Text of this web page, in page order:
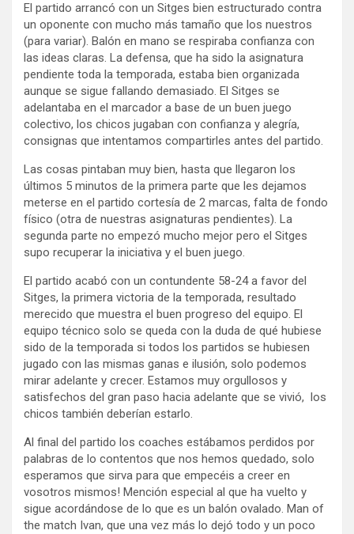
El partido arrancó con un Sitges bien estructurado contra
un oponente con mucho más tamaño que los nuestros
(para variar). Balón en mano se respiraba confianza con
las ideas claras. La defensa, que ha sido la asignatura
pendiente toda la temporada, estaba bien organizada
aunque se sigue fallando demasiado. El Sitges se
adelantaba en el marcador a base de un buen juego
colectivo, los chicos jugaban con confianza y alegría,
consignas que intentamos compartirles antes del partido.
Las cosas pintaban muy bien, hasta que llegaron los
últimos 5 minutos de la primera parte que les dejamos
meterse en el partido cortesía de 2 marcas, falta de fondo
físico (otra de nuestras asignaturas pendientes). La
segunda parte no empezó mucho mejor pero el Sitges
supo recuperar la iniciativa y el buen juego.
El partido acabó con un contundente 58-24 a favor del
Sitges, la primera victoria de la temporada, resultado
merecido que muestra el buen progreso del equipo. El
equipo técnico solo se queda con la duda de qué hubiese
sido de la temporada si todos los partidos se hubiesen
jugado con las mismas ganas e ilusión, solo podemos
mirar adelante y crecer. Estamos muy orgullosos y
satisfechos del gran paso hacia adelante que se vivió, los
chicos también deberían estarlo.
Al final del partido los coaches estábamos perdidos por
palabras de lo contentos que nos hemos quedado, solo
esperamos que sirva para que empecéis a creer en
vosotros mismos! Mención especial al que ha vuelto y
sigue acordándose de lo que es un balón ovalado. Man of
the match Ivan, que una vez más lo dejó todo y un poco